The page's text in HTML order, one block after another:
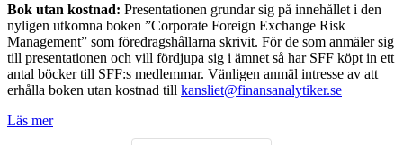
Bok utan kostnad: Presentationen grundar sig på innehållet i den
nyligen utkomna boken ”Corporate Foreign Exchange Risk
Management” som föredragshållarna skrivit. För de som anmäler sig
till presentationen och vill fördjupa sig i ämnet så har SFF köpt in ett
antal böcker till SFF:s medlemmar. Vänligen anmäl intresse av att
erhålla boken utan kostnad till kansliet@finansanalytiker.se
Läs mer